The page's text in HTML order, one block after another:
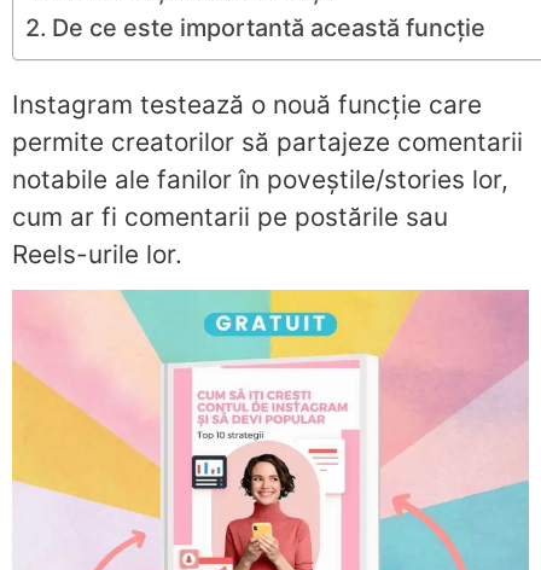
De ce este importantă această funcție
Instagram testează o nouă funcție care
permite creatorilor să partajeze comentarii
notabile ale fanilor în poveștile/stories lor,
cum ar fi comentarii pe postările sau
Reels-urile lor.